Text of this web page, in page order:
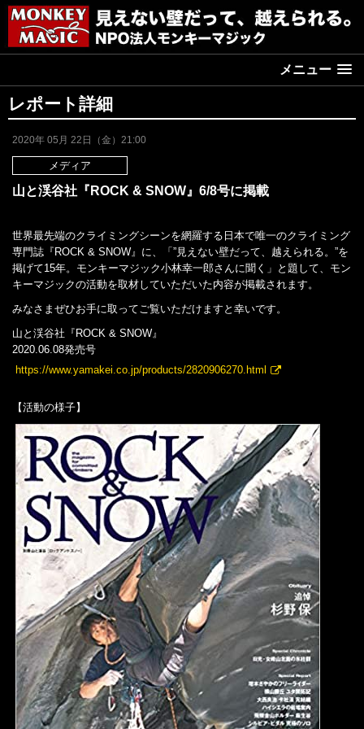
メニュー
レポート詳細
2020年 05月 22日（金）21:00
メディア
山と渓谷社『ROCK & SNOW』6/8号に掲載
世界最先端のクライミングシーンを網羅する日本で唯一のクライミング
専門誌『ROCK & SNOW』に、「”見えない壁だって、越えられる。”を
掲げて15年。モンキーマジック小林幸一郎さんに聞く」と題して、モン
キーマジックの活動を取材していただいた内容が掲載されます。
みなさまぜひお手に取ってご覧いただけますと幸いです。
山と渓谷社『ROCK & SNOW』
2020.06.08発売号
https://www.yamakei.co.jp/products/2820906270.html
【活動の様子】